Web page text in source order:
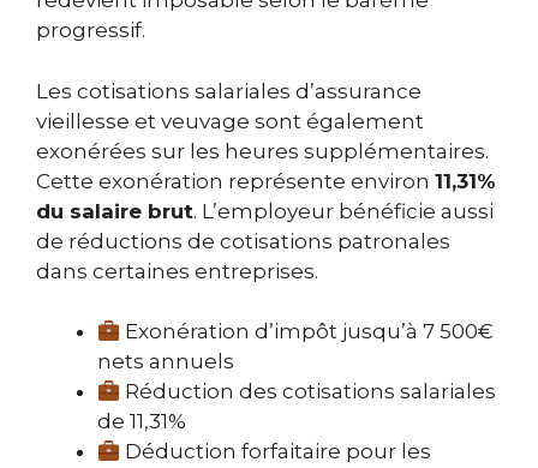
progressif.
Les cotisations salariales d’assurance
vieillesse et veuvage sont également
exonérées sur les heures supplémentaires.
Cette exonération représente environ 11,31%
du salaire brut. L’employeur bénéficie aussi
de réductions de cotisations patronales
dans certaines entreprises.
Exonération d’impôt jusqu’à 7 500€
nets annuels
Réduction des cotisations salariales
de 11,31%
Déduction forfaitaire pour les